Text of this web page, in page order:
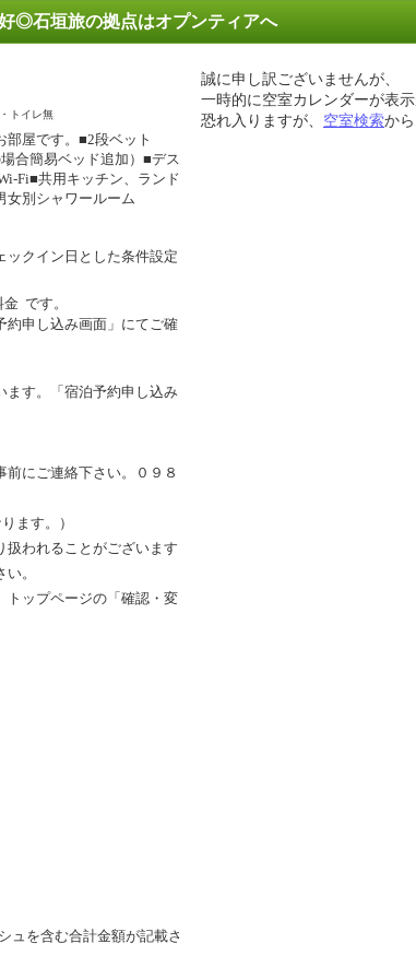
◎石垣旅の拠点はオプンティアへ
トイレ無
部屋です。■2段ベット
合簡易ベッド追加）■デス
Fi■共用キッチン、ランド
女別シャワールーム
ックイン日とした条件設定
金 です。
約申し込み画面」にてご確
ます。「宿泊予約申し込み
にご連絡下さい。０９８
ます。）
扱われることがございます
。
トップページの「確認・変
ュを含む合計金額が記載さ
誠に申し訳ございませんが、
一時的に空室カレンダーが表
恐れ入りますが、 空室検索か